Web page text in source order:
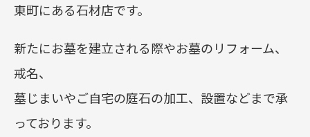
東町にある石材店です。
新たにお墓を建立される際やお墓のリフォーム、
戒名、
墓じまいやご自宅の庭石の加工、設置などまで承
っております。